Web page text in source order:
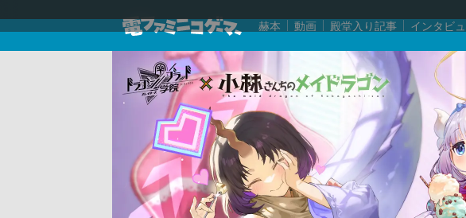
赫本 動画 殿堂入り記事 インタビ